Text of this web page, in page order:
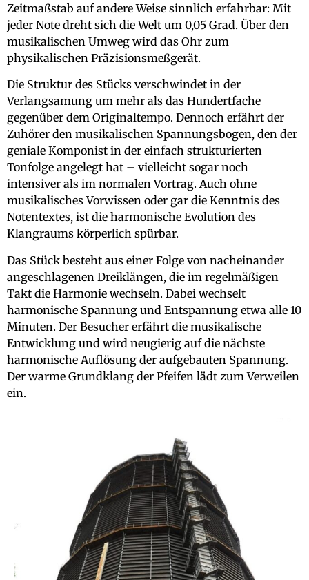
Zeitmaßstab auf andere Weise sinnlich erfahrbar: Mit
jeder Note dreht sich die Welt um 0,05 Grad. Über den
musikalischen Umweg wird das Ohr zum
physikalischen Präzisionsmeßgerät.
Die Struktur des Stücks verschwindet in der
Verlangsamung um mehr als das Hundertfache
gegenüber dem Originaltempo. Dennoch erfährt der
Zuhörer den musikalischen Spannungsbogen, den der
geniale Komponist in der einfach strukturierten
Tonfolge angelegt hat – vielleicht sogar noch
intensiver als im normalen Vortrag. Auch ohne
musikalisches Vorwissen oder gar die Kenntnis des
Notentextes, ist die harmonische Evolution des
Klangraums körperlich spürbar.
Das Stück besteht aus einer Folge von nacheinander
angeschlagenen Dreiklängen, die im regelmäßigen
Takt die Harmonie wechseln. Dabei wechselt
harmonische Spannung und Entspannung etwa alle 10
Minuten. Der Besucher erfährt die musikalische
Entwicklung und wird neugierig auf die nächste
harmonische Auflösung der aufgebauten Spannung.
Der warme Grundklang der Pfeifen lädt zum Verweilen
ein.